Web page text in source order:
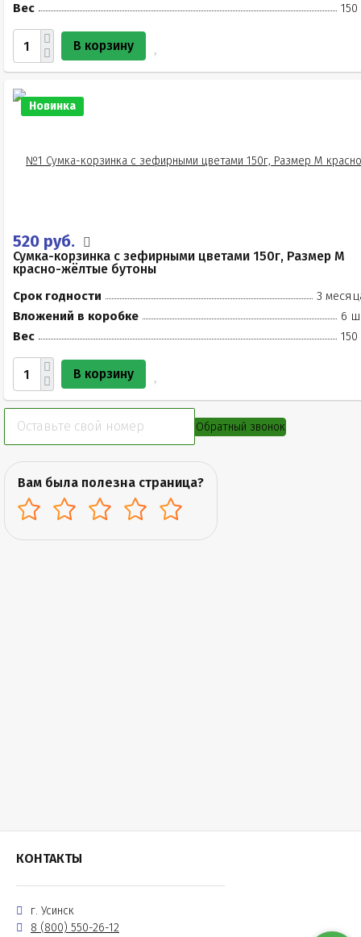
Вес
150
В корзину
Новинка
520 руб.
Сумка-корзинка с зефирными цветами 150г, Размер М
красно-жёлтые бутоны
Срок годности
3
Вложений в коробке
6
Вес
150
В корзину
Обратный звонок
Вам была полезна страница?
КОНТАКТЫ
г. Усинск
8 (800) 550-26-12